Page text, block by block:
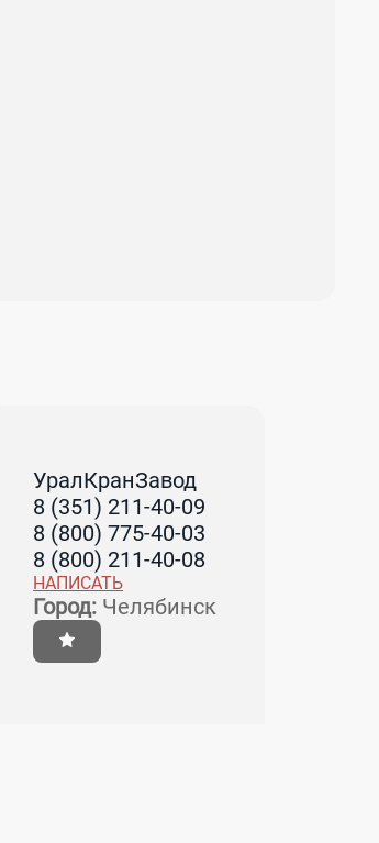
УралКранЗавод
8 (351) 211-40-09
8 (800) 775-40-03
8 (800) 211-40-08
НАПИСАТЬ
Город: Челябинск